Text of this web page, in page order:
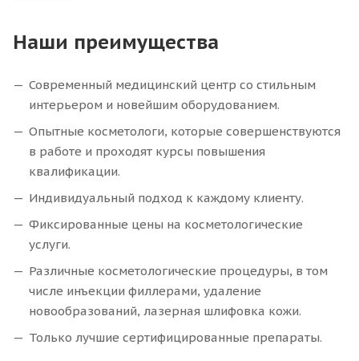
Наши преимущества
Современный медицинский центр со стильным
интерьером и новейшим оборудованием.
Опытные косметологи, которые совершенствуются
в работе и проходят курсы повышения
квалификации.
Индивидуальный подход к каждому клиенту.
Фиксированные цены на косметологические
услуги.
Различные косметологические процедуры, в том
числе инъекции филлерами, удаление
новообразований, лазерная шлифовка кожи.
Только лучшие сертифицированные препараты.